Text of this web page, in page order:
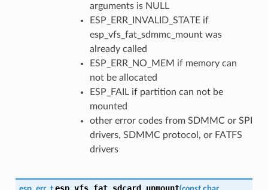
arguments is NULL
ESP_ERR_INVALID_STATE if
esp_vfs_fat_sdmmc_mount was
already called
ESP_ERR_NO_MEM if memory can
not be allocated
ESP_FAIL if partition can not be
mounted
other error codes from SDMMC or SPI
drivers, SDMMC protocol, or FATFS
drivers